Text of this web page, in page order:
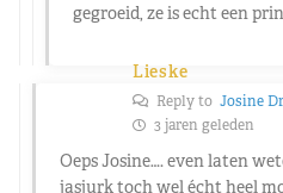
gegroeid, ze is echt een
Lieske
Reply to Josine
3 jaren geleden
Oeps Josine…. even laten
jasjurk toch wel écht heel